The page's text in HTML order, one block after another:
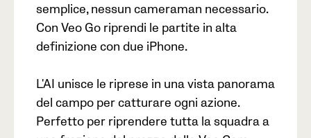
semplice, nessun cameraman necessario.
Con Veo Go riprendi le partite in alta
definizione con due iPhone.
L'AI unisce le riprese in una vista panorama
del campo per catturare ogni azione.
Perfetto per riprendere tutta la squadra a